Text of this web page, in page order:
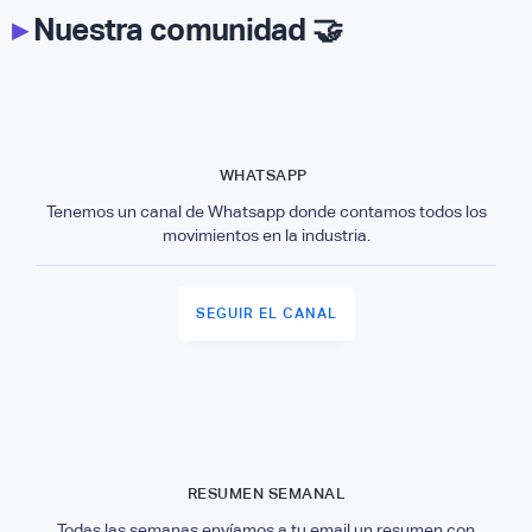
▸Nuestra comunidad 🤝
WHATSAPP
Tenemos un canal de Whatsapp donde contamos todos los
movimientos en la industria.
SEGUIR EL CANAL
RESUMEN SEMANAL